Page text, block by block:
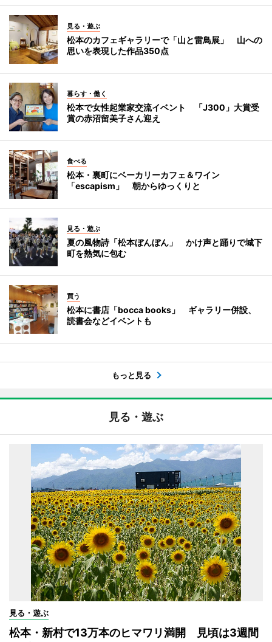
見る・遊ぶ
松本のカフェギャラリーで「山と雷鳥展」 山への
思いを表現した作品350点
暮らす・働く
松本で女性起業家交流イベント 「J300」大賞受
賞の赤沼留美子さん迎え
食べる
松本・裏町にベーカリーカフェ＆ワイン
「escapism」 朝からゆっくりと
見る・遊ぶ
夏の風物詩「松本ぼんぼん」 かけ声と踊りで城下
町を熱気に包む
買う
松本に書店「bocca books」 ギャラリー併設、
読書会などイベントも
もっと見る
見る・遊ぶ
見る・遊ぶ
松本・新村で13万本のヒマワリ満開 見頃は3週間